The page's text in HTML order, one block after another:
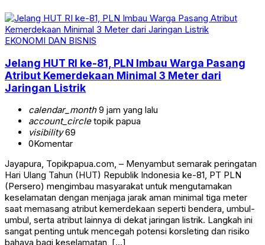
EKONOMI DAN BISNIS
Jelang HUT RI ke-81, PLN Imbau Warga Pasang
Atribut Kemerdekaan Minimal 3 Meter dari
Jaringan Listrik
calendar_month9 jam yang lalu
account_circletopik papua
visibility69
0Komentar
Jayapura, Topikpapua.com, – Menyambut semarak peringatan
Hari Ulang Tahun (HUT) Republik Indonesia ke-81, PT PLN
(Persero) mengimbau masyarakat untuk mengutamakan
keselamatan dengan menjaga jarak aman minimal tiga meter
saat memasang atribut kemerdekaan seperti bendera, umbul-
umbul, serta atribut lainnya di dekat jaringan listrik. Langkah ini
sangat penting untuk mencegah potensi korsleting dan risiko
bahaya bagi keselamatan, […]